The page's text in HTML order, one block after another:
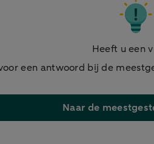
Heeft u een
een antwoord bij de
Naar de